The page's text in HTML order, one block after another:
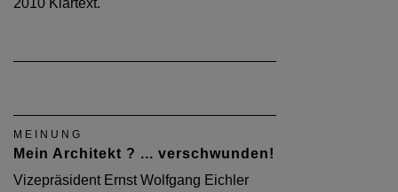
2010 Klartext.
MEINUNG
Mein Architekt ? ... verschwunden!
Vizepräsident Ernst Wolfgang Eichler